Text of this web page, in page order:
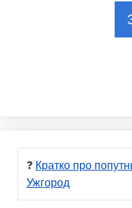
❓ Кратко про
Ужгород